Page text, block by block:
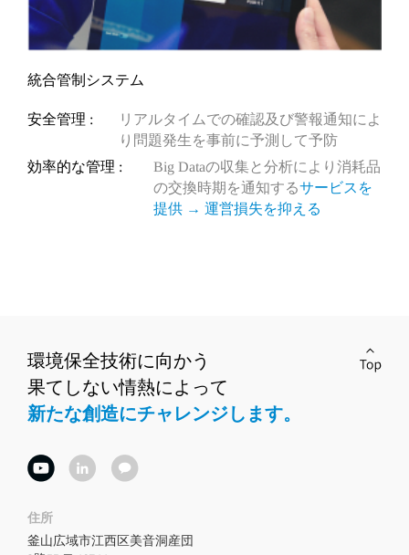
統合管制システム
安全管理 : リアルタイムでの確認及び警報通知によ
り問題発生を事前に予測して予防
効率的な管理 : Big Dataの収集と分析により消耗品
の交換時期を通知するサービスを
提供 → 運営損失を抑える
環境保全技術に向かう
果てしない情熱によって
新たな創造にチャレンジします。
住所
釜山広域市江西区美音洞産団